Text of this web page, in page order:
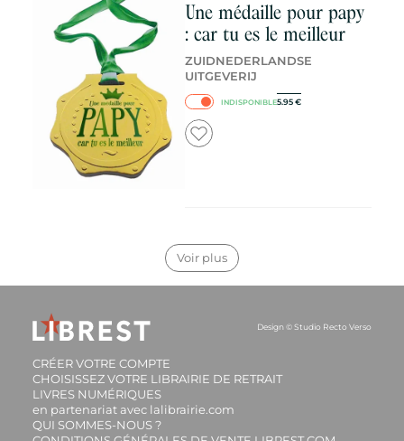
Une médaille pour papy
: car tu es le meilleur
ZUIDNEDERLANDSE
UITGEVERIJ
INDISPONIBLE5.95 €
Voir plus
Design ©Studio Recto Verso
CRÉER VOTRE COMPTE
CHOISISSEZ VOTRE LIBRAIRIE DE RETRAIT
LIVRES NUMÉRIQUES
en partenariat avec lalibrairie.com
QUI SOMMES-NOUS ?